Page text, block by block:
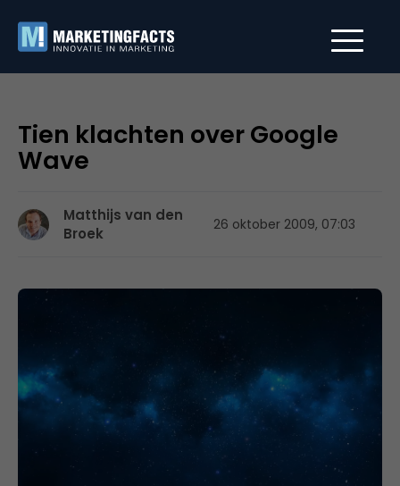
Tien klachten over Google
Wave
Matthijs van den
Broek
26 oktober 2009, 07:03